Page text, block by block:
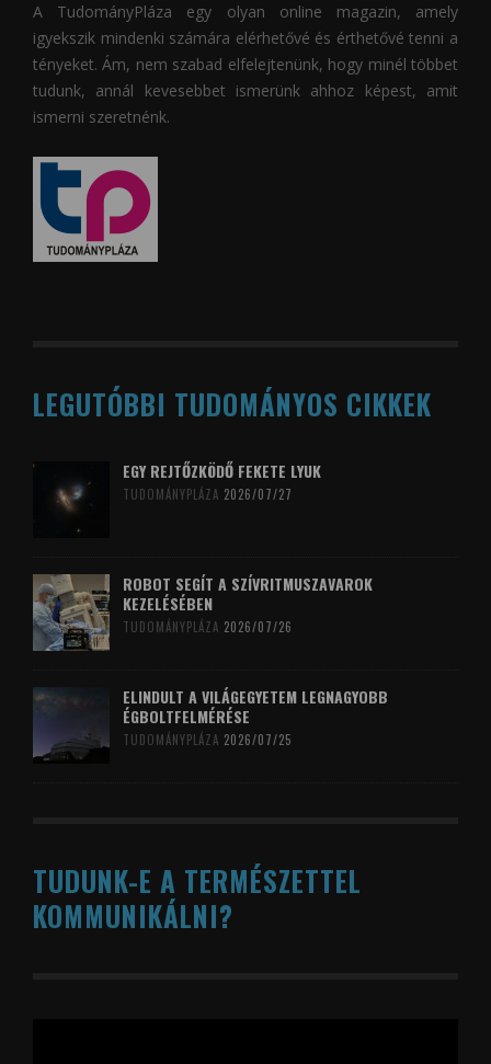
A TudományPláza egy olyan online magazin, amely
igyekszik mindenki számára elérhetővé és érthetővé tenni a
tényeket. Ám, nem szabad elfelejtenünk, hogy minél többet
tudunk, annál kevesebbet ismerünk ahhoz képest, amit
ismerni szeretnénk.
LEGUTÓBBI TUDOMÁNYOS CIKKEK
EGY REJTŐZKÖDŐ FEKETE LYUK
TUDOMÁNYPLÁZA 2026/07/27
ROBOT SEGÍT A SZÍVRITMUSZAVAROK
KEZELÉSÉBEN
TUDOMÁNYPLÁZA 2026/07/26
ELINDULT A VILÁGEGYETEM LEGNAGYOBB
ÉGBOLTFELMÉRÉSE
TUDOMÁNYPLÁZA 2026/07/25
TUDUNK-E A TERMÉSZETTEL
KOMMUNIKÁLNI?